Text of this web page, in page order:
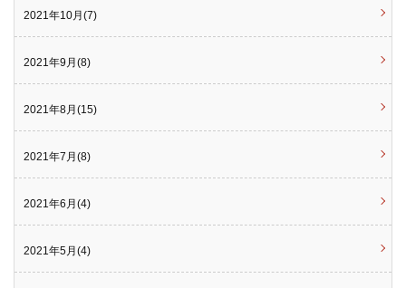
2021年10月(7)
2021年9月(8)
2021年8月(15)
2021年7月(8)
2021年6月(4)
2021年5月(4)